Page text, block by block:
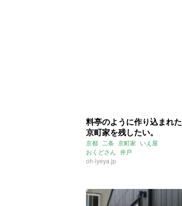
料亭のように作り込まれた
京町家を残したい。
京都 二条 京町家 いえ屋
おくどさん 井戸
oh-iyeya.jp